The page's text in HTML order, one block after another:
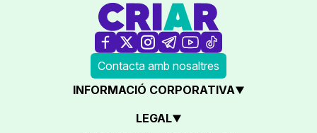
Contacta amb nosaltres
INFORMACIÓ CORPORATIVA
LEGAL